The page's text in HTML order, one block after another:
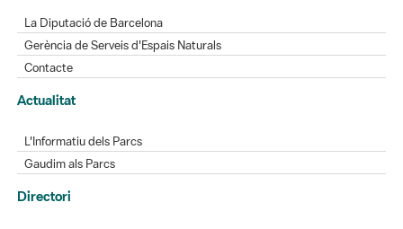
La Diputació de Barcelona
Gerència de Serveis d'Espais Naturals
Contacte
Actualitat
L'Informatiu dels Parcs
Gaudim als Parcs
Directori